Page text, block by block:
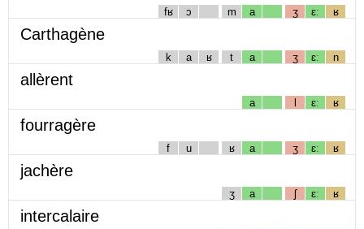
fʁ ɔ m a ʒ ɛː ʁ
Carthagène
k a ʁ t a ʒ ɛː n
allèrent
a l ɛː ʁ
fourragère
f u ʁ a ʒ ɛː ʁ
jachère
ʒ a ʃ ɛː ʁ
intercalaire